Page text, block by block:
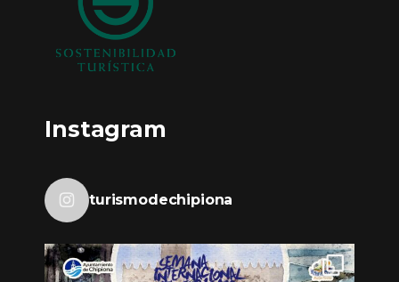
Instagram
turismodechipiona